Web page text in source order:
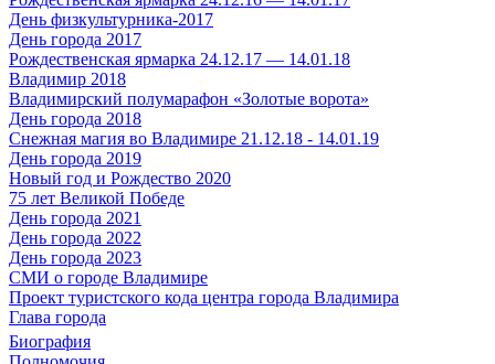
День физкультурника-2017
День города 2017
Рождественская ярмарка 24.12.17 — 14.01.18
Владимир 2018
Владимирский полумарафон «Золотые ворота»
День города 2018
Снежная магия во Владимире 21.12.18 - 14.01.19
День города 2019
Новый год и Рождество 2020
75 лет Великой Победе
День города 2021
День города 2022
День города 2023
СМИ о городе Владимире
Проект туристского кода центра города Владимира
Глава города
Биография